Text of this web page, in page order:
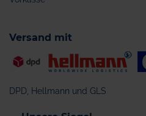
Versand mit
DPD, Hellmann und GLS